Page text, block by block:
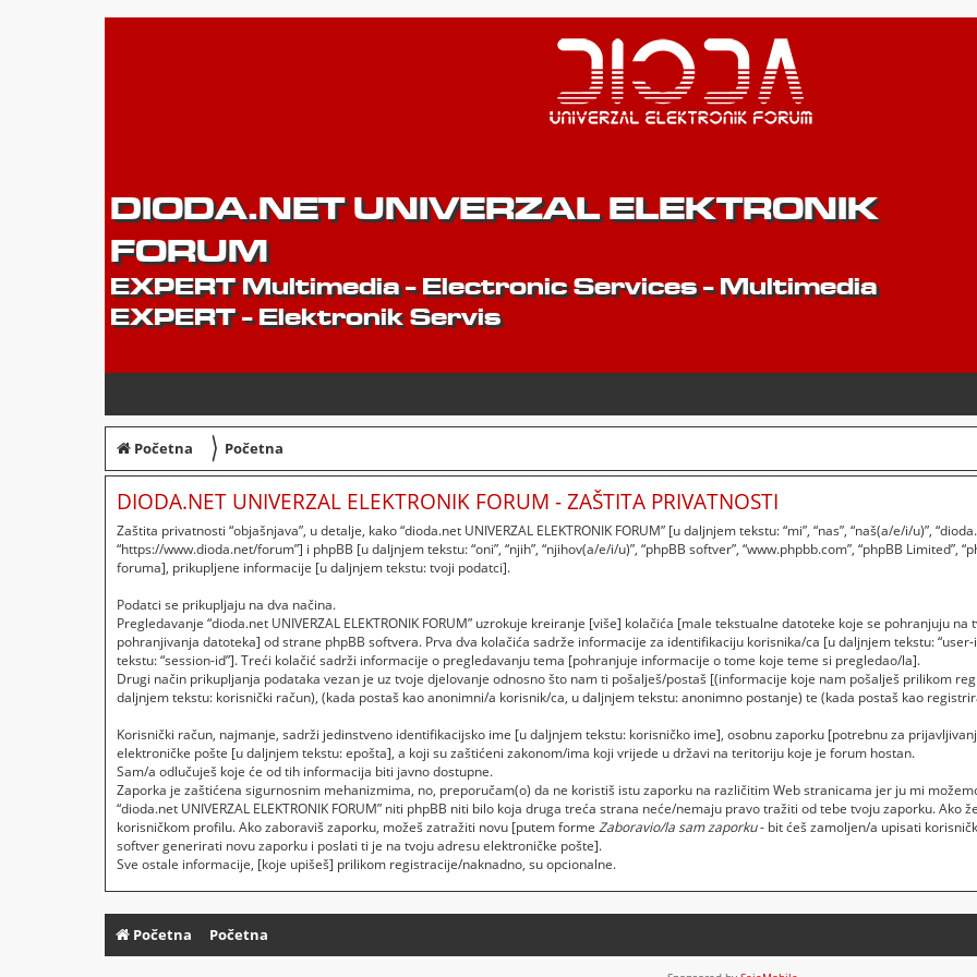
DIODA.NET UNIVERZAL ELEKTRONIK
FORUM
EXPERT Multimedia - Electronic Services - Multimedia
EXPERT - Elektronik Servis
Početna 〉 Početna
DIODA.NET UNIVERZAL ELEKTRONIK FORUM - ZAŠTITA PRIVATNOSTI
Zaštita privatnosti “objašnjava”, u detalje, kako “dioda.net UNIVERZAL ELEKTRONIK FORUM” [u daljnjem tekstu: “mi”, “nas”, “naš(a/e/i/u)”,
“https://www.dioda.net/forum”] i phpBB [u daljnjem tekstu: “oni”, “njih”, “njihov(a/e/i/u)”, “phpBB softver”, “www.phpbb.com”, “phpBB Limited”,
foruma], prikupljene informacije [u daljnjem tekstu: tvoji podatci].
Podatci se prikupljaju na dva načina.
Pregledavanje “dioda.net UNIVERZAL ELEKTRONIK FORUM” uzrokuje kreiranje [više] kolačića [male tekstualne datoteke koje se pohranjuju
pohranjivanja datoteka] od strane phpBB softvera. Prva dva kolačića sadrže informacije za identifikaciju korisnika/ca [u daljnjem tekstu:
tekstu: “session-id”]. Treći kolačić sadrži informacije o pregledavanju tema [pohranjuje informacije o tome koje teme si pregledao/la].
Drugi način prikupljanja podataka vezan je uz tvoje djelovanje odnosno što nam ti pošalješ/postaš [(informacije koje nam pošalješ prilikom
daljnjem tekstu: korisnički račun), (kada postaš kao anonimni/a korisnik/ca, u daljnjem tekstu: anonimno postanje) te (kada postaš kao
Korisnički račun, najmanje, sadrži jedinstveno identifikacijsko ime [u daljnjem tekstu: korisničko ime], osobnu zaporku [potrebnu za
elektroničke pošte [u daljnjem tekstu: epošta], a koji su zaštićeni zakonom/ima koji vrijede u državi na teritoriju koje je forum hostan.
Sam/a odlučuješ koje će od tih informacija biti javno dostupne.
Zaporka je zaštićena sigurnosnim mehanizmima, no, preporučam(o) da ne koristiš istu zaporku na različitim Web stranicama jer ju mi
“dioda.net UNIVERZAL ELEKTRONIK FORUM” niti phpBB niti bilo koja druga treća strana neće/nemaju pravo tražiti od tebe tvoju zaporku.
korisničkom profilu. Ako zaboraviš zaporku, možeš zatražiti novu [putem forme Zaboravio/la sam zaporku- bit ćeš zamoljen/a upisati
softver generirati novu zaporku i poslati ti je na tvoju adresu elektroničke pošte].
Sve ostale informacije, [koje upišeš] prilikom registracije/naknadno, su opcionalne.
Početna Početna